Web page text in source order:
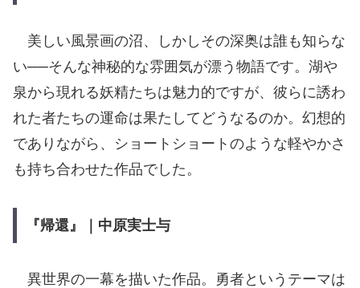
美しい風景画の沼、しかしその深奥は誰も知らな
い──そんな神秘的な雰囲気が漂う物語です。湖や
泉から現れる妖精たちは魅力的ですが、彼らに誘わ
れた者たちの運命は果たしてどうなるのか。幻想的
でありながら、ショートショートのような軽やかさ
も持ち合わせた作品でした。
『帰還』｜中原実士与
異世界の一幕を描いた作品。勇者というテーマは